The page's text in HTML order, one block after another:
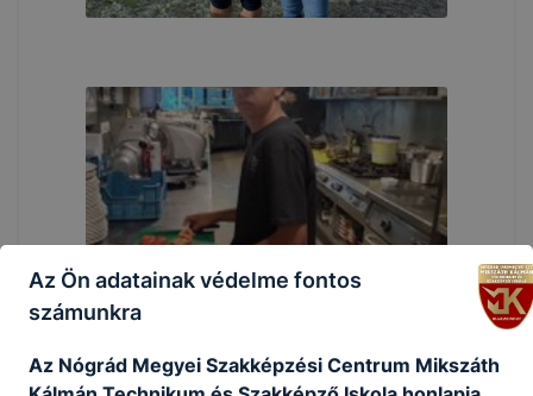
Az Ön adatainak védelme fontos
számunkra
Az Nógrád Megyei Szakképzési Centrum Mikszáth